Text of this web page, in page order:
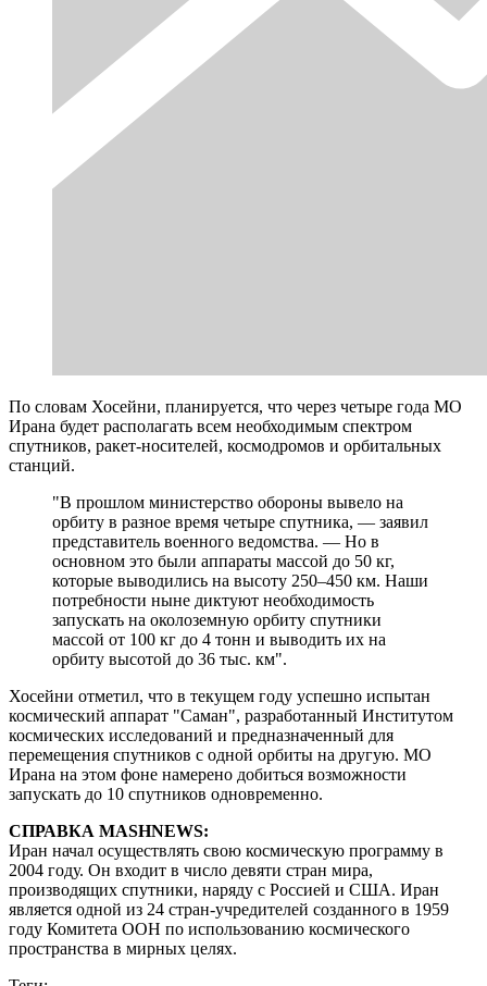
По словам Хосейни, планируется, что через четыре года МО
Ирана будет располагать всем необходимым спектром
спутников, ракет-носителей, космодромов и орбитальных
станций.
"В прошлом министерство обороны вывело на
орбиту в разное время четыре спутника, — заявил
представитель военного ведомства. — Но в
основном это были аппараты массой до 50 кг,
которые выводились на высоту 250–450 км. Наши
потребности ныне диктуют необходимость
запускать на околоземную орбиту спутники
массой от 100 кг до 4 тонн и выводить их на
орбиту высотой до 36 тыс. км".
Хосейни отметил, что в текущем году успешно испытан
космический аппарат "Саман", разработанный Институтом
космических исследований и предназначенный для
перемещения спутников с одной орбиты на другую. МО
Ирана на этом фоне намерено добиться возможности
запускать до 10 спутников одновременно.
СПРАВКА MASHNEWS:
Иран начал осуществлять свою космическую программу в
2004 году. Он входит в число девяти стран мира,
производящих спутники, наряду с Россией и США. Иран
является одной из 24 стран-учредителей созданного в 1959
году Комитета ООН по использованию космического
пространства в мирных целях.